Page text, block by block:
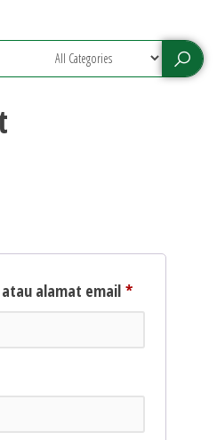
RMI
Jepara
alamat email *